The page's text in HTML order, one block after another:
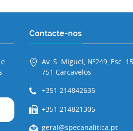
Contacte-nos
Av. S. Miguel, Nº249, Esc.
751 Carcavelos
+351 214842635
+351 214821305
geral@specanalitica.pt